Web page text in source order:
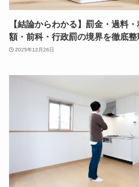
【結論からわかる】罰金・過料
額・前科・行政罰の境界を徹底整
2025年12月26日